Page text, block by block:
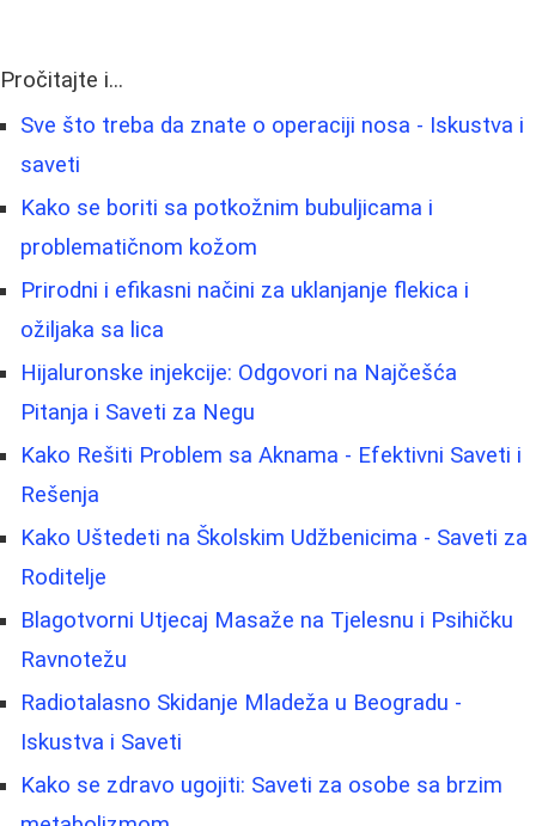
Pročitajte i...
Sve što treba da znate o operaciji nosa - Iskustva i
saveti
Kako se boriti sa potkožnim bubuljicama i
problematičnom kožom
Prirodni i efikasni načini za uklanjanje flekica i
ožiljaka sa lica
Hijaluronske injekcije: Odgovori na Najčešća
Pitanja i Saveti za Negu
Kako Rešiti Problem sa Aknama - Efektivni Saveti i
Rešenja
Kako Uštedeti na Školskim Udžbenicima - Saveti za
Roditelje
Blagotvorni Utjecaj Masaže na Tjelesnu i Psihičku
Ravnotežu
Radiotalasno Skidanje Mladeža u Beogradu -
Iskustva i Saveti
Kako se zdravo ugojiti: Saveti za osobe sa brzim